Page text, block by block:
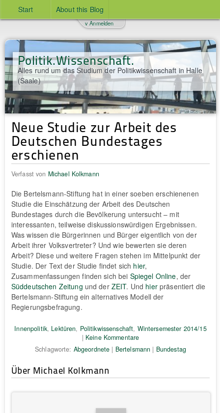
Start About this Blog
Politik.Wissenschaft.
Alles rund um das Studium der Politikwissenschaft in Halle
(Saale)
v Anmelden
Neue Studie zur Arbeit des
Deutschen Bundestages
erschienen
Verfasst von Michael Kolkmann
Die Bertelsmann-Stiftung hat in einer soeben erschienenen
Studie die Einschätzung der Arbeit des Deutschen
Bundestages durch die Bevölkerung untersucht – mit
interessanten, teilweise diskussionswürdigen Ergebnissen.
Was wissen die Bürgerinnen und Bürger eigentlich von der
Arbeit ihrer Volksvertreter? Und wie bewerten sie deren
Arbeit? Diese und weitere Fragen stehen im Mittelpunkt der
Studie. Der Text der Studie findet sich hier,
Zusammenfassungen finden sich bei Spiegel Online, der
Süddeutschen Zeitung und der ZEIT. Und hierpräsentiert die
Bertelsmann-Stiftung ein alternatives Modell der
Regierungsbefragung.
Innenpolitik, Lektüren, Politikwissenschaft, Wintersemester 2014/15
| Keine Kommentare
Schlagworte: Abgeordnete | Bertelsmann | Bundestag
Über Michael Kolkmann